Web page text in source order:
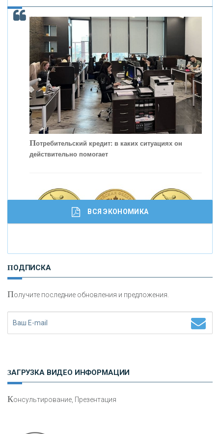
Скорость - один из главных трендов в
кредитовании бизнеса - «Интервью»
Потребительский кредит: в каких ситуациях он
действительно помогает
И
сохранения и увеличения капитала
ВСЯ ЭКОНОМИКА
ПОДПИСКА
Получите последние обновления и предложения.
ЗАГРУЗКА ВИДЕО ИНФОРМАЦИИ
Консультирование, Презентация